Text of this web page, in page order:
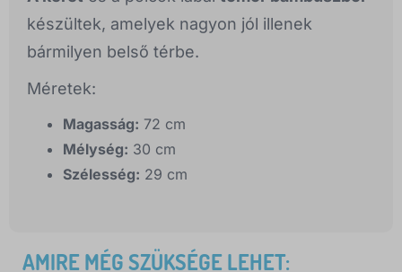
készültek, amelyek nagyon jól illenek
bármilyen belső térbe.
Méretek:
Magasság: 72 cm
Mélység: 30 cm
Szélesség: 29 cm
AMIRE MÉG SZÜKSÉGE LEHET: